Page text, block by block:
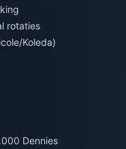
rotaties
Koleda)
Dennies